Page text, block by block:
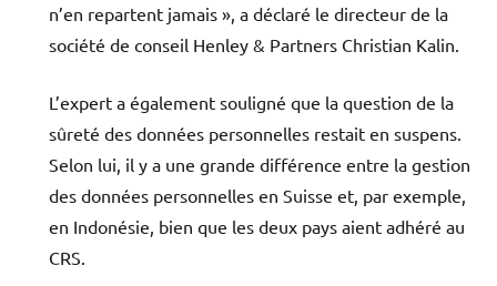
n’en repartent jamais », a déclaré le directeur de la
société de conseil Henley & Partners Christian Kalin.
L’expert a également souligné que la question de la
sûreté des données personnelles restait en suspens.
Selon lui, il y a une grande différence entre la gestion
des données personnelles en Suisse et, par exemple,
en Indonésie, bien que les deux pays aient adhéré au
CRS.